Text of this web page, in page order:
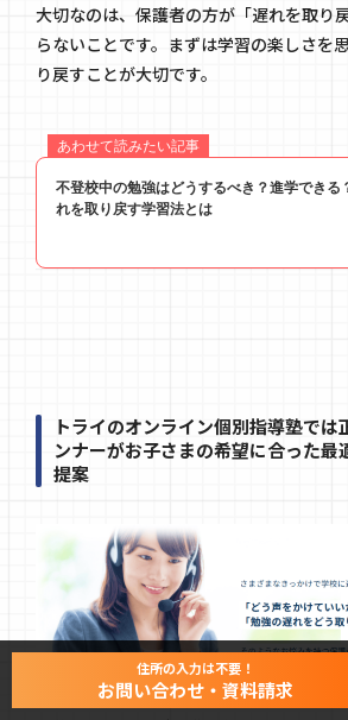
大切なのは、保護者の方が「遅れを取り
らないことです。まずは学習の楽しさを
り戻すことが大切です。
トライのオンライン個別指導塾では
ンナーがお子さまの希望に合った最
提案
住所の入力は不要！
お問い合わせ・資料請求